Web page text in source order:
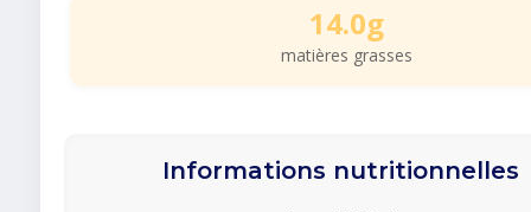
14.0g
matières grasses
Informations nutritionnelles